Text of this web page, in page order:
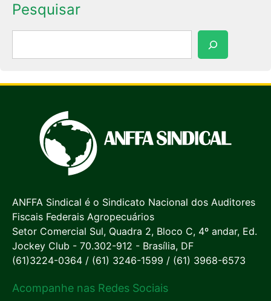
Pesquisar
ANFFA Sindical é o Sindicato Nacional dos Auditores
Fiscais Federais Agropecuários
Setor Comercial Sul, Quadra 2, Bloco C, 4º andar, Ed.
Jockey Club - 70.302-912 - Brasília, DF
(61)3224-0364 / (61) 3246-1599 / (61) 3968-6573
Acompanhe nas Redes Sociais